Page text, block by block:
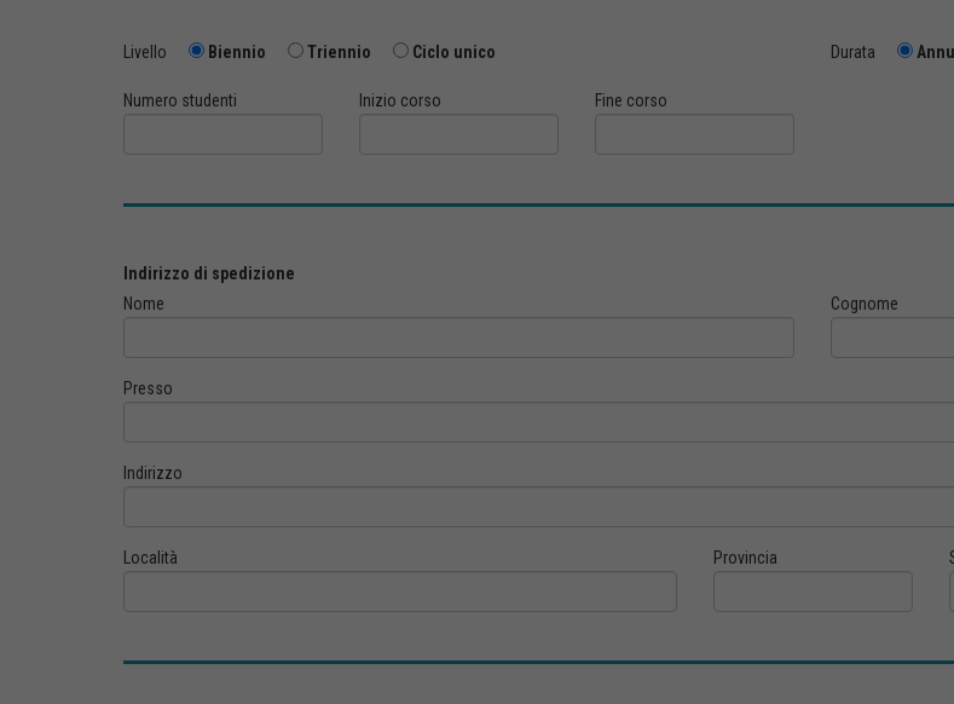
Livello Biennio Triennio Ciclo unico Durata
Numero studenti Inizio corso Fine corso
Indirizzo di spedizione
Nome
Cognome
Presso
Indirizzo
Località Provincia